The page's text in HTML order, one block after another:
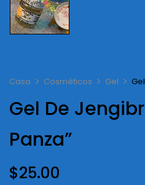
Casa Cosméticos Gel
Gel De
Panza”
$25.00